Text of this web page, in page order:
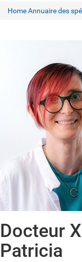
HomeAnnuaire des
Docteur
Patricia